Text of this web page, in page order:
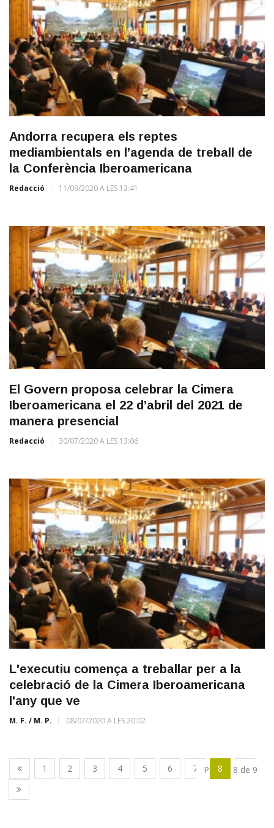
Andorra recupera els reptes
mediambientals en l’agenda de treball de
la Conferència Iberoamericana
Redacció 11/09/2020 A LES 13:41
El Govern proposa celebrar la Cimera
Iberoamericana el 22 d’abril del 2021 de
manera presencial
Redacció 30/07/2020 A LES 13:06
L'executiu comença a treballar per a la
celebració de la Cimera Iberoamericana
l'any que ve
M. F. / M. P. 08/07/2020 A LES 20:02
1 2 3 4 5 6 7 8 9
Pàgina 8 de 9